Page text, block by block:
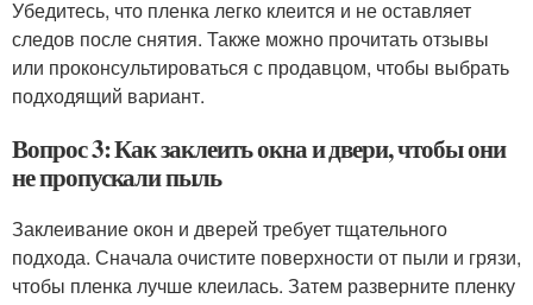
Убедитесь, что пленка легко клеится и не оставляет
следов после снятия. Также можно прочитать отзывы
или проконсультироваться с продавцом, чтобы выбрать
подходящий вариант.
Вопрос 3: Как заклеить окна и двери, чтобы они
не пропускали пыль
Заклеивание окон и дверей требует тщательного
подхода. Сначала очистите поверхности от пыли и грязи,
чтобы пленка лучше клеилась. Затем разверните пленку